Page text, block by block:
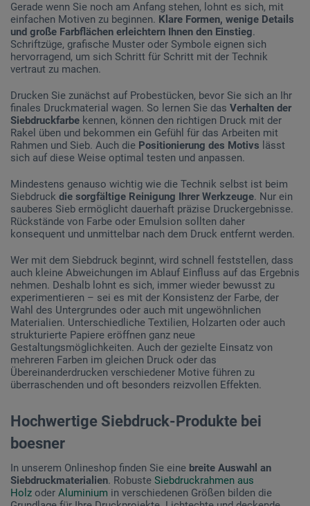
Gerade wenn Sie noch am Anfang stehen, lohnt es sich, mit
einfachen Motiven zu beginnen. Klare Formen, wenige Details
und große Farbflächen erleichtern Ihnen den Einstieg.
Schriftzüge, grafische Muster oder Symbole eignen sich
hervorragend, um sich Schritt für Schritt mit der Technik
vertraut zu machen.
Drucken Sie zunächst auf Probestücken, bevor Sie sich an Ihr
finales Druckmaterial wagen. So lernen Sie das Verhalten der
Siebdruckfarbe kennen, können den richtigen Druck mit der
Rakel üben und bekommen ein Gefühl für das Arbeiten mit
Rahmen und Sieb. Auch die Positionierung des Motivs lässt
sich auf diese Weise optimal testen und anpassen.
Mindestens genauso wichtig wie die Technik selbst ist beim
Siebdruck die sorgfältige Reinigung Ihrer Werkzeuge. Nur ein
sauberes Sieb ermöglicht dauerhaft präzise Druckergebnisse.
Rückstände von Farbe oder Emulsion sollten daher
konsequent und unmittelbar nach dem Druck entfernt werden.
Wer mit dem Siebdruck beginnt, wird schnell feststellen, dass
auch kleine Abweichungen im Ablauf Einfluss auf das Ergebnis
nehmen. Deshalb lohnt es sich, immer wieder bewusst zu
experimentieren – sei es mit der Konsistenz der Farbe, der
Wahl des Untergrundes oder auch mit ungewöhnlichen
Materialien. Unterschiedliche Textilien, Holzarten oder auch
strukturierte Papiere eröffnen ganz neue
Gestaltungsmöglichkeiten. Auch der gezielte Einsatz von
mehreren Farben im gleichen Druck oder das
Übereinanderdrucken verschiedener Motive führen zu
überraschenden und oft besonders reizvollen Effekten.
Hochwertige Siebdruck-Produkte bei
boesner
In unserem Onlineshop finden Sie eine breite Auswahl an
Siebdruckmaterialien. Robuste Siebdruckrahmen aus
Holz oder Aluminium in verschiedenen Größen bilden die